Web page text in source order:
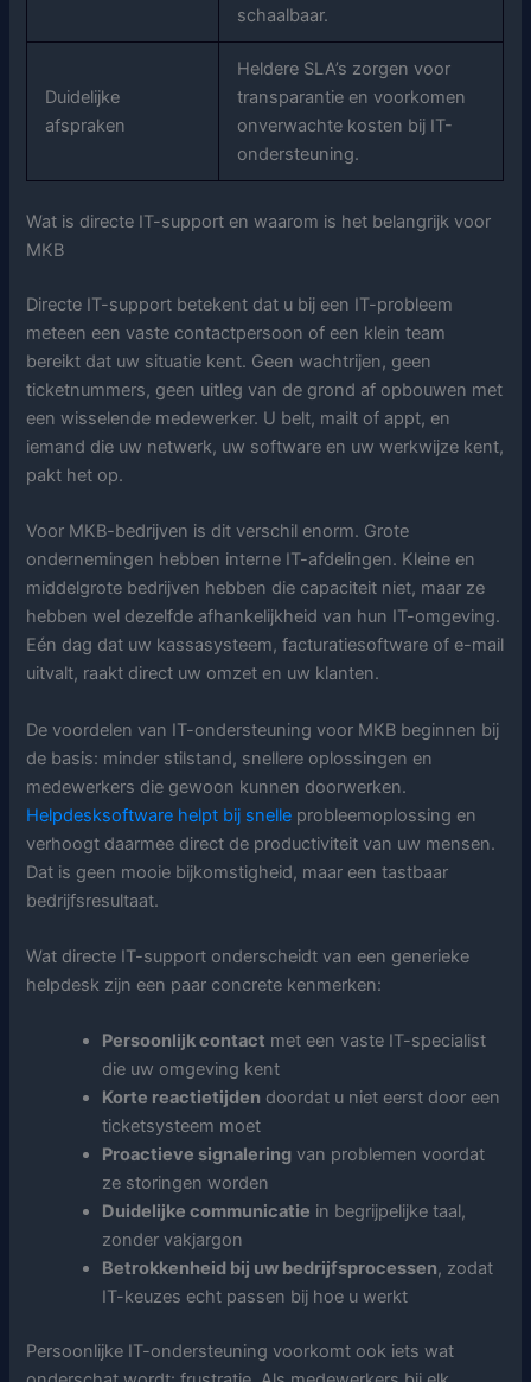
schaalbaar.
Duidelijke
afspraken
Heldere SLA’s zorgen voor
transparantie en voorkomen
onverwachte kosten bij IT-
ondersteuning.
Wat is directe IT-support en waarom is het belangrijk voor
MKB
Directe IT-support betekent dat u bij een IT-probleem
meteen een vaste contactpersoon of een klein team
bereikt dat uw situatie kent. Geen wachtrijen, geen
ticketnummers, geen uitleg van de grond af opbouwen met
een wisselende medewerker. U belt, mailt of appt, en
iemand die uw netwerk, uw software en uw werkwijze kent,
pakt het op.
Voor MKB-bedrijven is dit verschil enorm. Grote
ondernemingen hebben interne IT-afdelingen. Kleine en
middelgrote bedrijven hebben die capaciteit niet, maar ze
hebben wel dezelfde afhankelijkheid van hun IT-omgeving.
Eén dag dat uw kassasysteem, facturatiesoftware of e-mail
uitvalt, raakt direct uw omzet en uw klanten.
De voordelen van IT-ondersteuning voor MKB beginnen bij
de basis: minder stilstand, snellere oplossingen en
medewerkers die gewoon kunnen doorwerken.
Helpdesksoftware helpt bij snelle probleemoplossing en
verhoogt daarmee direct de productiviteit van uw mensen.
Dat is geen mooie bijkomstigheid, maar een tastbaar
bedrijfsresultaat.
Wat directe IT-support onderscheidt van een generieke
helpdesk zijn een paar concrete kenmerken:
Persoonlijk contact met een vaste IT-specialist
die uw omgeving kent
Korte reactietijden doordat u niet eerst door een
ticketsysteem moet
Proactieve signalering van problemen voordat
ze storingen worden
Duidelijke communicatie in begrijpelijke taal,
zonder vakjargon
Betrokkenheid bij uw bedrijfsprocessen, zodat
IT-keuzes echt passen bij hoe u werkt
Persoonlijke IT-ondersteuning voorkomt ook iets wat